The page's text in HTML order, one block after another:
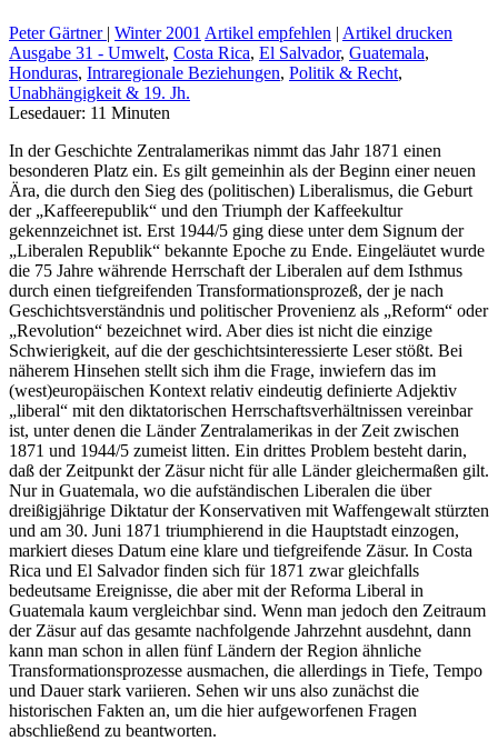
Peter Gärtner | Winter 2001 Artikel empfehlen | Artikel drucken
Ausgabe 31 - Umwelt, Costa Rica, El Salvador, Guatemala,
Honduras, Intraregionale Beziehungen, Politik & Recht,
Unabhängigkeit & 19. Jh.
Lesedauer: 11 Minuten
In der Geschichte Zentralamerikas nimmt das Jahr 1871 einen
besonderen Platz ein. Es gilt gemeinhin als der Beginn einer neuen
Ära, die durch den Sieg des (politischen) Liberalismus, die Geburt
der „Kaffeerepublik“ und den Triumph der Kaffeekultur
gekennzeichnet ist. Erst 1944/5 ging diese unter dem Signum der
„Liberalen Republik“ bekannte Epoche zu Ende. Eingeläutet wurde
die 75 Jahre währende Herrschaft der Liberalen auf dem Isthmus
durch einen tiefgreifenden Transformationsprozeß, der je nach
Geschichtsverständnis und politischer Provenienz als „Reform“ oder
„Revolution“ bezeichnet wird. Aber dies ist nicht die einzige
Schwierigkeit, auf die der geschichtsinteressierte Leser stößt. Bei
näherem Hinsehen stellt sich ihm die Frage, inwiefern das im
(west)europäischen Kontext relativ eindeutig definierte Adjektiv
„liberal“ mit den diktatorischen Herrschaftsverhältnissen vereinbar
ist, unter denen die Länder Zentralamerikas in der Zeit zwischen
1871 und 1944/5 zumeist litten. Ein drittes Problem besteht darin,
daß der Zeitpunkt der Zäsur nicht für alle Länder gleichermaßen gilt.
Nur in Guatemala, wo die aufständischen Liberalen die über
dreißigjährige Diktatur der Konservativen mit Waffengewalt stürzten
und am 30. Juni 1871 triumphierend in die Hauptstadt einzogen,
markiert dieses Datum eine klare und tiefgreifende Zäsur. In Costa
Rica und El Salvador finden sich für 1871 zwar gleichfalls
bedeutsame Ereignisse, die aber mit der Reforma Liberal in
Guatemala kaum vergleichbar sind. Wenn man jedoch den Zeitraum
der Zäsur auf das gesamte nachfolgende Jahrzehnt ausdehnt, dann
kann man schon in allen fünf Ländern der Region ähnliche
Transformationsprozesse ausmachen, die allerdings in Tiefe, Tempo
und Dauer stark variieren. Sehen wir uns also zunächst die
historischen Fakten an, um die hier aufgeworfenen Fragen
abschließend zu beantworten.